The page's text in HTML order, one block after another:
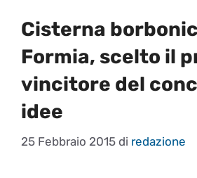
Cisterna
Formia, scelto il
vincitore del
idee
25 Febbraio 2015 di redazione